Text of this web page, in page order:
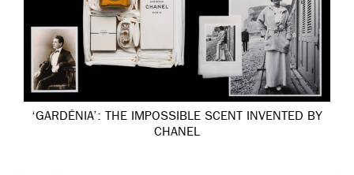
‘GARDÉNIA’: THE IMPOSSIBLE SCENT INVENTED BY
CHANEL